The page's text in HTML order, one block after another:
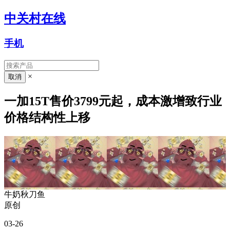
中关村在线
手机
×
一加15T售价3799元起，成本激增致行业
价格结构性上移
牛奶秋刀鱼
原创
03-26